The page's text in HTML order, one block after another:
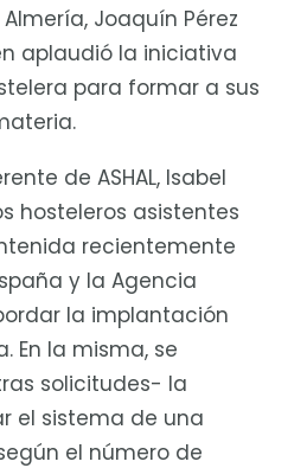
Joaquín Pérez
aplaudió la iniciativa
para formar a sus
de ASHAL, Isabel
hosteleros asistentes
recientemente
y la Agencia
la implantación
En la misma, se
solicitudes- la
el sistema de una
el número de